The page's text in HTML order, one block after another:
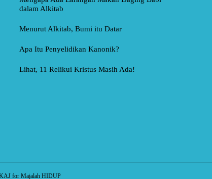
dalam Alkitab
Menurut Alkitab, Bumi itu Datar
Apa Itu Penyelidikan Kanonik?
Lihat, 11 Relikui Kristus Masih Ada!
for Majalah HIDUP